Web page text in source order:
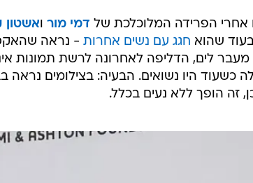
אחרי הפרידה המלוכלכת של דמי מור ואשטון
שהוא חגג עם נשים אחרות - נראה
מעבר לים, הדליפה לאחרונה לרשת תמונות
כשעוד היו נשואים. הבעיה: בצילומים נראה
זה הופך ללא נעים בכלל.